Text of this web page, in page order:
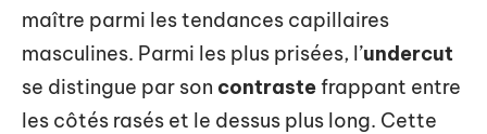
maître parmi les tendances capillaires
masculines. Parmi les plus prisées, l’undercut
se distingue par son contrastefrappant entre
les côtés rasés et le dessus plus long. Cette